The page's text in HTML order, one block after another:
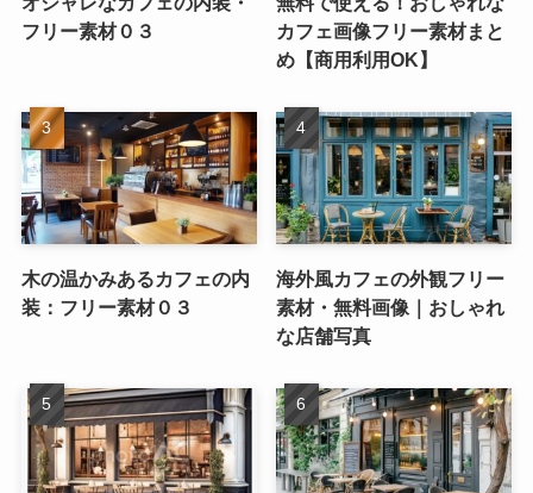
フリー素材０３
カフェ画像フリー素材まと
め【商用利用OK】
木の温かみあるカフェの内
装：フリー素材０３
海外風カフェの外観フリー
素材・無料画像｜おしゃれ
な店舗写真